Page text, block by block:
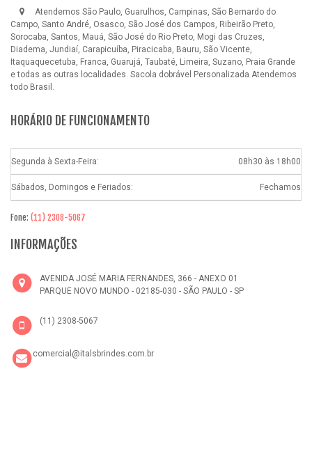
Atendemos São Paulo, Guarulhos, Campinas, São Bernardo do
Campo, Santo André, Osasco, São José dos Campos, Ribeirão Preto,
Sorocaba, Santos, Mauá, São José do Rio Preto, Mogi das Cruzes,
Diadema, Jundiaí, Carapicuíba, Piracicaba, Bauru, São Vicente,
Itaquaquecetuba, Franca, Guarujá, Taubaté, Limeira, Suzano, Praia Grande
e todas as outras localidades. Sacola dobrável Personalizada Atendemos
todo Brasil.
HORÁRIO DE FUNCIONAMENTO
Segunda à Sexta-Feira: 08h30 às 18h00
Sábados, Domingos e Feriados: Fechamos
Fone: (11) 2308-5067
INFORMAÇÕES
AVENIDA JOSÉ MARIA FERNANDES, 366 - ANEXO 01
PARQUE NOVO MUNDO - 02185-030 - SÃO PAULO - SP
(11) 2308-5067
comercial@italsbrindes.com.br